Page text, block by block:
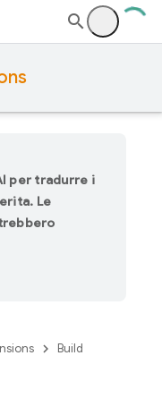
per tradurre i
Le
Build